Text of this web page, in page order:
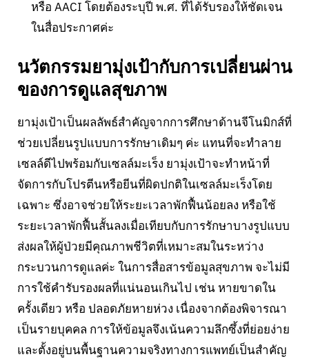
หรือ AACI โดยต้องระบุปี พ.ศ. ที่ได้รับรองให้ชัดเจน
ในสื่อประกาศค่ะ
นวัตกรรมยามุ่งเป้ากับการเปลี่ยนผ่าน
ของการดูแลสุขภาพ
ยามุ่งเป้าเป็นผลลัพธ์สำคัญจากการศึกษาด้านจีโนมิกส์ที่
ช่วยเปลี่ยนรูปแบบการรักษาเดิมๆ ค่ะ แทนที่จะทำลาย
เซลล์ดีไปพร้อมกับเซลล์มะเร็ง ยามุ่งเป้าจะทำหน้าที่
จัดการกับโปรตีนหรือยีนที่ผิดปกติในเซลล์มะเร็งโดย
เฉพาะ ซึ่งอาจช่วยให้ระยะเวลาพักฟื้นน้อยลง หรือใช้
ระยะเวลาพักฟื้นสั้นลงเมื่อเทียบกับการรักษาบางรูปแบบ
ส่งผลให้ผู้ป่วยมีคุณภาพชีวิตที่เหมาะสมในระหว่าง
กระบวนการดูแลค่ะ ในการสื่อสารข้อมูลสุขภาพ จะไม่มี
การใช้คำรับรองผลที่แน่นอนเกินไป เช่น หายขาดใน
ครั้งเดียว หรือ ปลอดภัยหายห่วง เนื่องจากต้องพิจารณา
เป็นรายบุคคล การให้ข้อมูลจึงเน้นความลึกซึ้งที่ย่อยง่าย
และตั้งอยู่บนพื้นฐานความจริงทางการแพทย์เป็นสำคัญ